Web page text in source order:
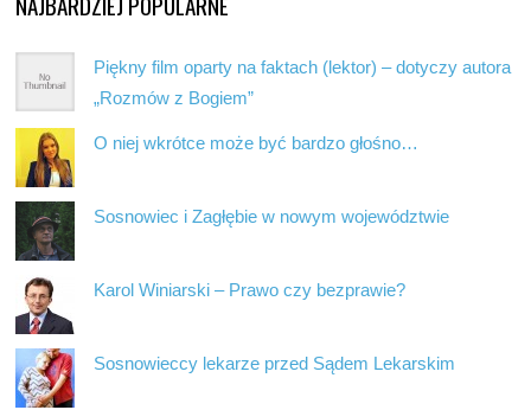
Piękny film oparty na faktach (lektor) – dotyczy autora
„Rozmów z Bogiem”
O niej wkrótce może być bardzo głośno…
Sosnowiec i Zagłębie w nowym województwie
Karol Winiarski – Prawo czy bezprawie?
Sosnowieccy lekarze przed Sądem Lekarskim